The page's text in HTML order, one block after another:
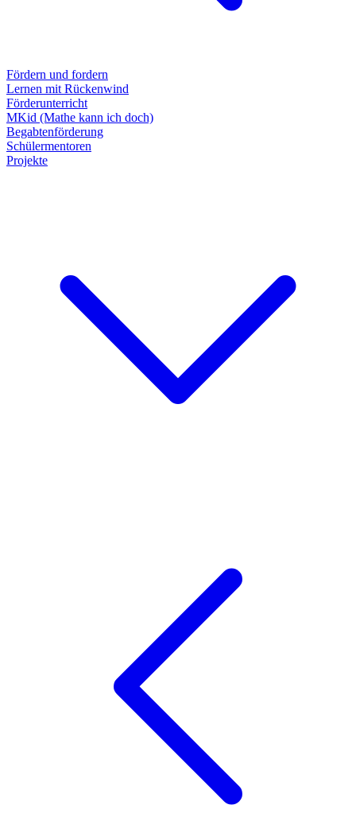
Fördern und fordern
Lernen mit Rückenwind
Förderunterricht
MKid (Mathe kann ich doch)
Begabtenförderung
Schülermentoren
Projekte